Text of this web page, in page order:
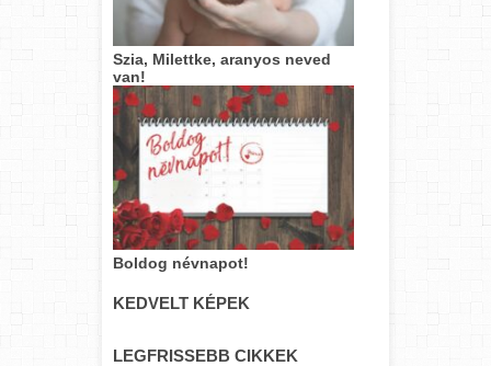
Szia, Milettke, aranyos neved
van!
Boldog névnapot!
KEDVELT KÉPEK
LEGFRISSEBB CIKKEK